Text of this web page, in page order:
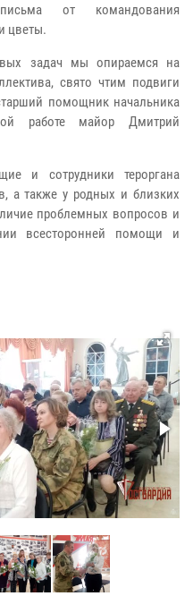
от командования
цветы.
задач мы опираемся на
свято чтим подвиги
помощник начальника
работе майор Дмитрий
и сотрудники тероргана
а также у родных и близких
проблемных вопросов и
всесторонней помощи и